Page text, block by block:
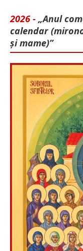
2026 - „Anul
calendar
și mame)”